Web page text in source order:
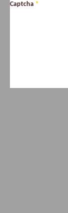
Captcha *